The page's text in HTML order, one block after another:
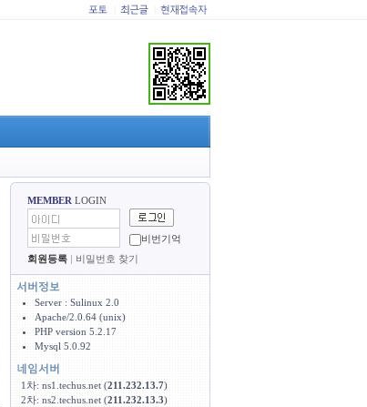
MEMBER LOGIN
비번기억
회원등록 | 비밀번호 찾기
Server : Sulinux 2.0
Apache/2.0.64 (unix)
PHP version 5.2.17
Mysql 5.0.92
1차: ns1.techus.net (211.232.13.7)
2차: ns2.techus.net (211.232.13.3)